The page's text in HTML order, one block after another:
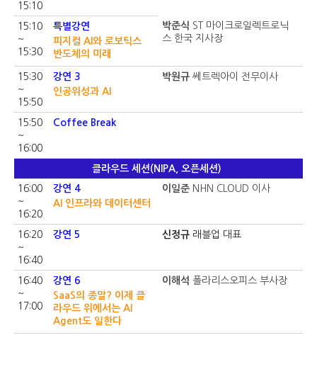
15:10
15:10
~
15:30
특별강연
피지컬 AI와 로보틱스
반도체의 미래
박준식 ST 마이크로일렉트로닉
스 한국 지사장
15:30
~
15:50
강연 3
인공위성과 AI
박원규 쎄트렉아이 전무이사
15:50
~
16:00
Coffee Break
클라우드 세션(NIPA, 오픈세션)
16:00
~
16:20
강연 4
AI 인프라와 데이터센터
이일준 NHN CLOUD 이사
16:20
~
16:40
강연 5 신정규 래블업 대표
16:40
~
17:00
강연 6
SaaS의 종말? 이제 클
라우드 위에서는 AI
Agent도 일한다
이해석 폴라리스오피스 부사장